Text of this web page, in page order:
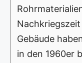
Gebäude
in den 1960er